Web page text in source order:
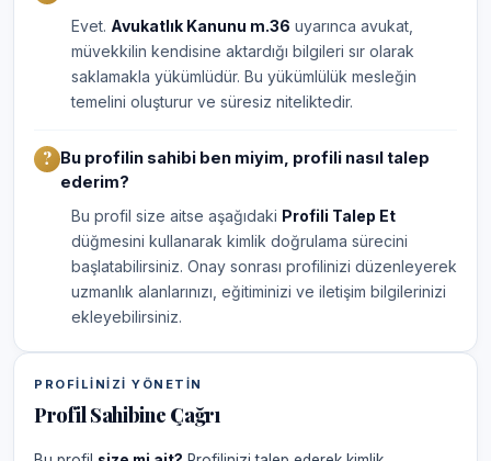
Evet. Avukatlık Kanunu m.36 uyarınca avukat,
müvekkilin kendisine aktardığı bilgileri sır olarak
saklamakla yükümlüdür. Bu yükümlülük mesleğin
temelini oluşturur ve süresiz niteliktedir.
Bu profilin sahibi ben miyim, profili nasıl talep
ederim?
Bu profil size aitse aşağıdaki Profili Talep Et
düğmesini kullanarak kimlik doğrulama sürecini
başlatabilirsiniz. Onay sonrası profilinizi düzenleyerek
uzmanlık alanlarınızı, eğitiminizi ve iletişim bilgilerinizi
ekleyebilirsiniz.
PROFILINIZI YÖNETIN
Profil Sahibine Çağrı